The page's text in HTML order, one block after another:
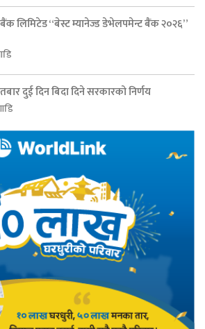
लिमिटेड “बेस्ट म्यानेज्ड डेभेलपमेन्ट बैंक २०२६”
दुई दिन बिदा दिने सरकारको निर्णय